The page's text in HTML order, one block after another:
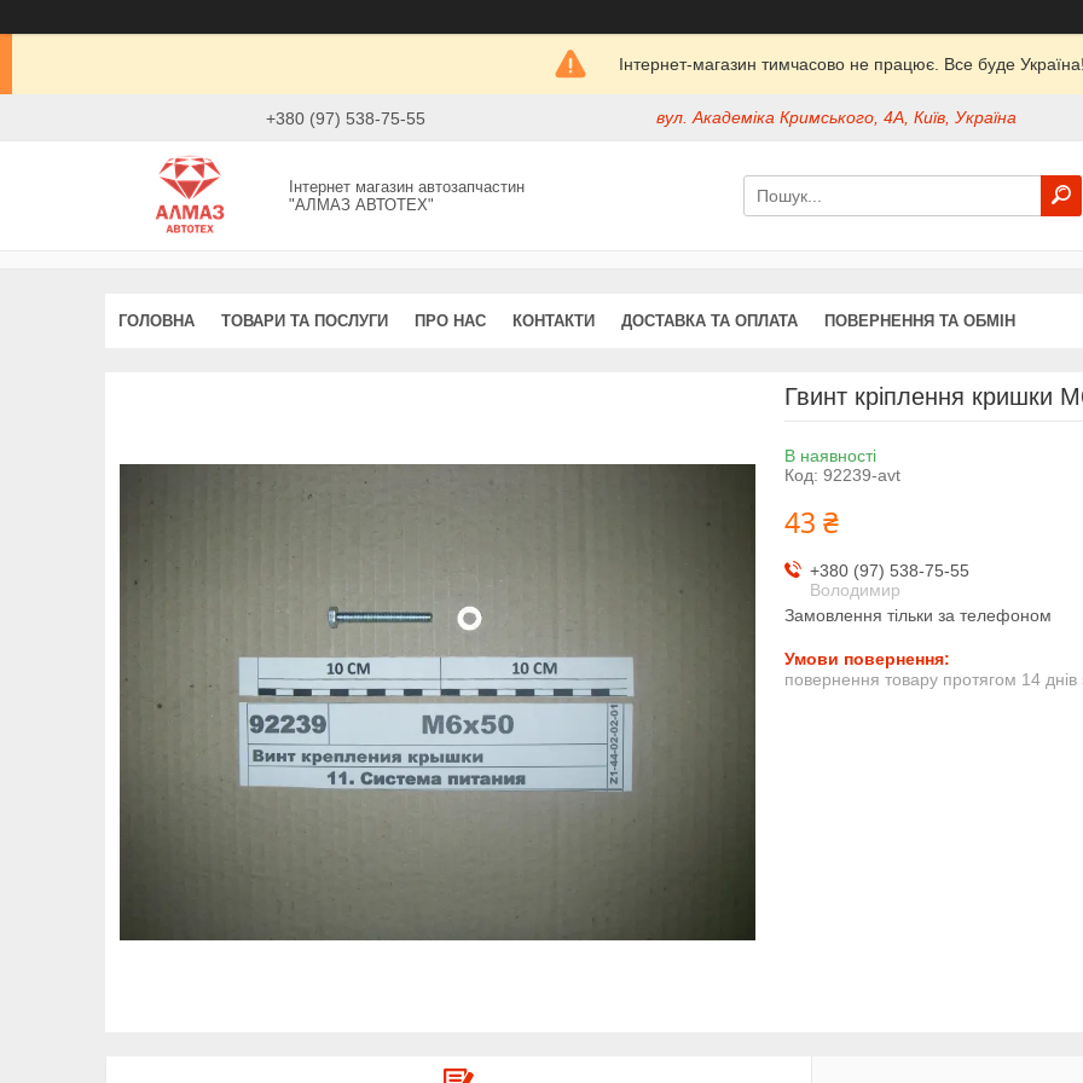
Інтернет-магазин тимчасово не працює. Все буде Україна!
+380 (97) 538-75-55 вул. Академіка Кримського, 4А, Київ, Україна
Інтернет магазин автозапчастин
"АЛМАЗ АВТОТЕХ"
ГОЛОВНА ТОВАРИ ТА ПОСЛУГИ ПРО НАС КОНТАКТИ ДОСТАВКА ТА ОПЛАТА ПОВЕРНЕННЯ ТА ОБМІН
Гвинт кріплення кришки
В наявності
Код: 92239-avt
43 ₴
+380 (97) 538-75-55
Володимир
Замовлення тільки за телефоном
повернення товару протягом 14 днів